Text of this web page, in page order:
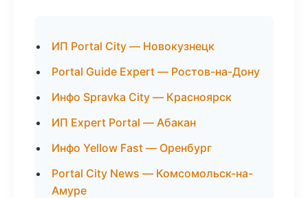
ИП Portal City — Новокузнецк
Portal Guide Expert — Ростов-на-Дону
Инфо Spravka City — Красноярск
ИП Expert Portal — Абакан
Инфо Yellow Fast — Оренбург
Portal City News — Комсомольск-на-
Амуре